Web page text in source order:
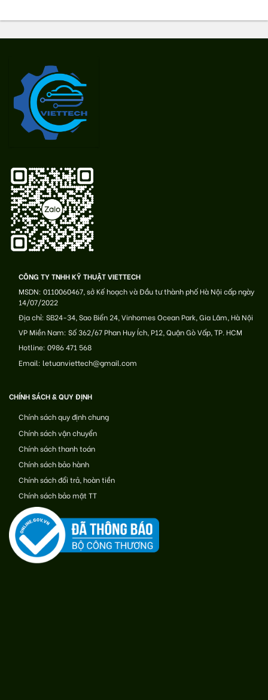
CÔNG TY TNHH KỸ THUẬT VIETTECH
MSDN: 0110060467, sở Kế hoạch và Đầu tư thành phố Hà Nội cấp ngày
14/07/2022
Địa chỉ: SB24-34, Sao Biển 24, Vinhomes Ocean Park, Gia Lâm, Hà Nội
VP Miền Nam: Số 362/67 Phan Huy Ích, P12, Quận Gò Vấp, TP. HCM
Hotline: 0986 471 568
Email: letuanviettech@gmail.com
CHÍNH SÁCH & QUY ĐỊNH
Chính sách quy định chung
Chính sách vận chuyển
Chính sách thanh toán
Chính sách bảo hành
Chính sách đổi trả, hoàn tiền
Chính sách bảo mật TT